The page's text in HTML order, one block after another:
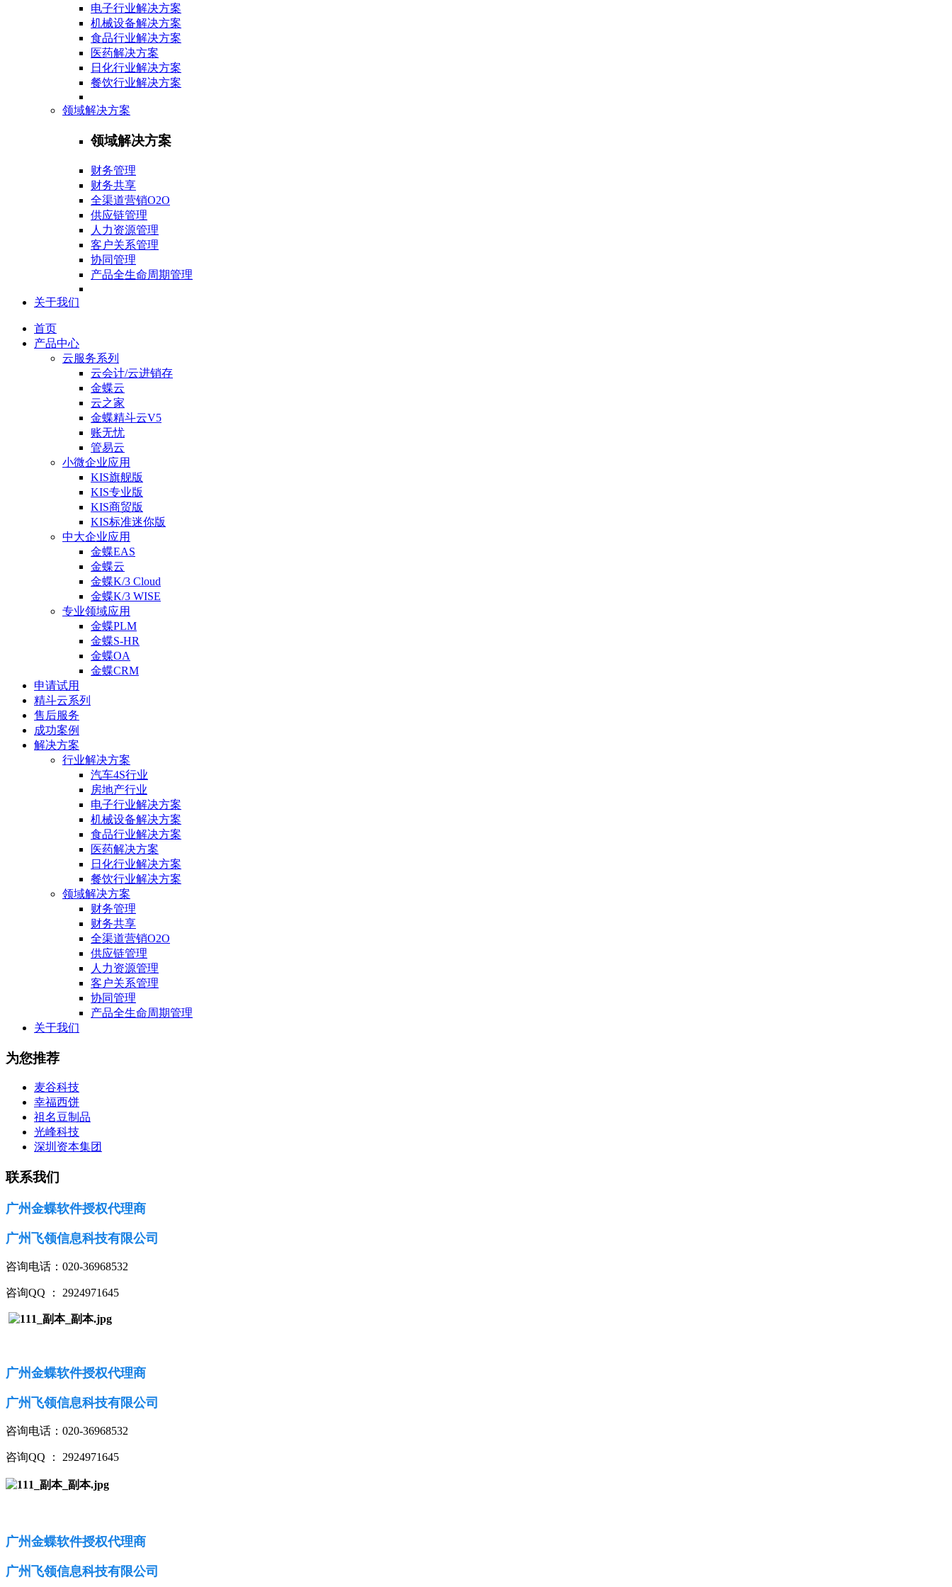
电子行业解决方案
机械设备解决方案
食品行业解决方案
医药解决方案
日化行业解决方案
餐饮行业解决方案
领域解决方案
领域解决方案
财务管理
财务共享
全渠道营销O2O
供应链管理
人力资源管理
客户关系管理
协同管理
产品全生命周期管理
关于我们
首页
产品中心
云服务系列
云会计/云进销存
金蝶云
云之家
金蝶精斗云V5
账无忧
管易云
小微企业应用
KIS旗舰版
KIS专业版
KIS商贸版
KIS标准迷你版
中大企业应用
金蝶EAS
金蝶云
金蝶K/3 Cloud
金蝶K/3 WISE
专业领域应用
金蝶PLM
金蝶S-HR
金蝶OA
金蝶CRM
申请试用
精斗云系列
售后服务
成功案例
解决方案
行业解决方案
汽车4S行业
房地产行业
电子行业解决方案
机械设备解决方案
食品行业解决方案
医药解决方案
日化行业解决方案
餐饮行业解决方案
领域解决方案
财务管理
财务共享
全渠道营销O2O
供应链管理
人力资源管理
客户关系管理
协同管理
产品全生命周期管理
关于我们
为您推荐
麦谷科技
幸福西饼
祖名豆制品
光峰科技
深圳资本集团
联系我们
广州金蝶软件授权代理商
广州飞领信息科技有限公司
咨询电话：020-36968532
咨询QQ ： 2924971645
广州金蝶软件授权代理商
广州飞领信息科技有限公司
咨询电话：020-36968532
咨询QQ ： 2924971645
广州金蝶软件授权代理商
广州飞领信息科技有限公司